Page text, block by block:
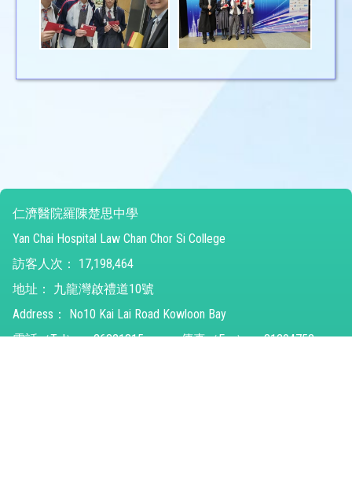
仁濟醫院羅陳楚思中學
Yan Chai Hospital Law Chan Chor Si College
訪客人次：
17,198,464
地址：
九龍灣啟禮道10號
Address：
No10 Kai Lai Road Kowloon Bay
電話（Tel）： 26821315 傳真（Fax）： 31294752